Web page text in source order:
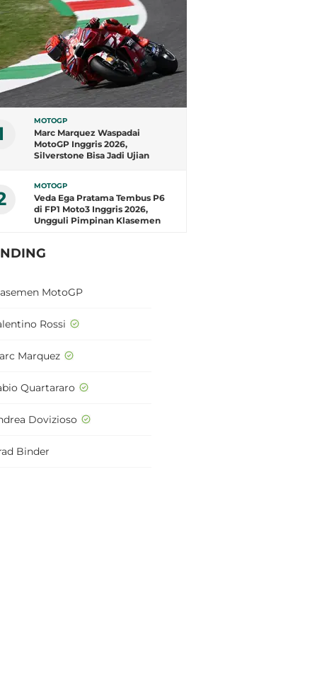
MOTOGP
Marc Marquez Waspadai
MotoGP Inggris 2026,
Silverstone Bisa Jadi Ujian
MOTOGP
Veda Ega Pratama Tembus P6
di FP1 Moto3 Inggris 2026,
Ungguli Pimpinan Klasemen
MotoGP
Rossi
Marquez
Quartararo
Dovizioso
Binder